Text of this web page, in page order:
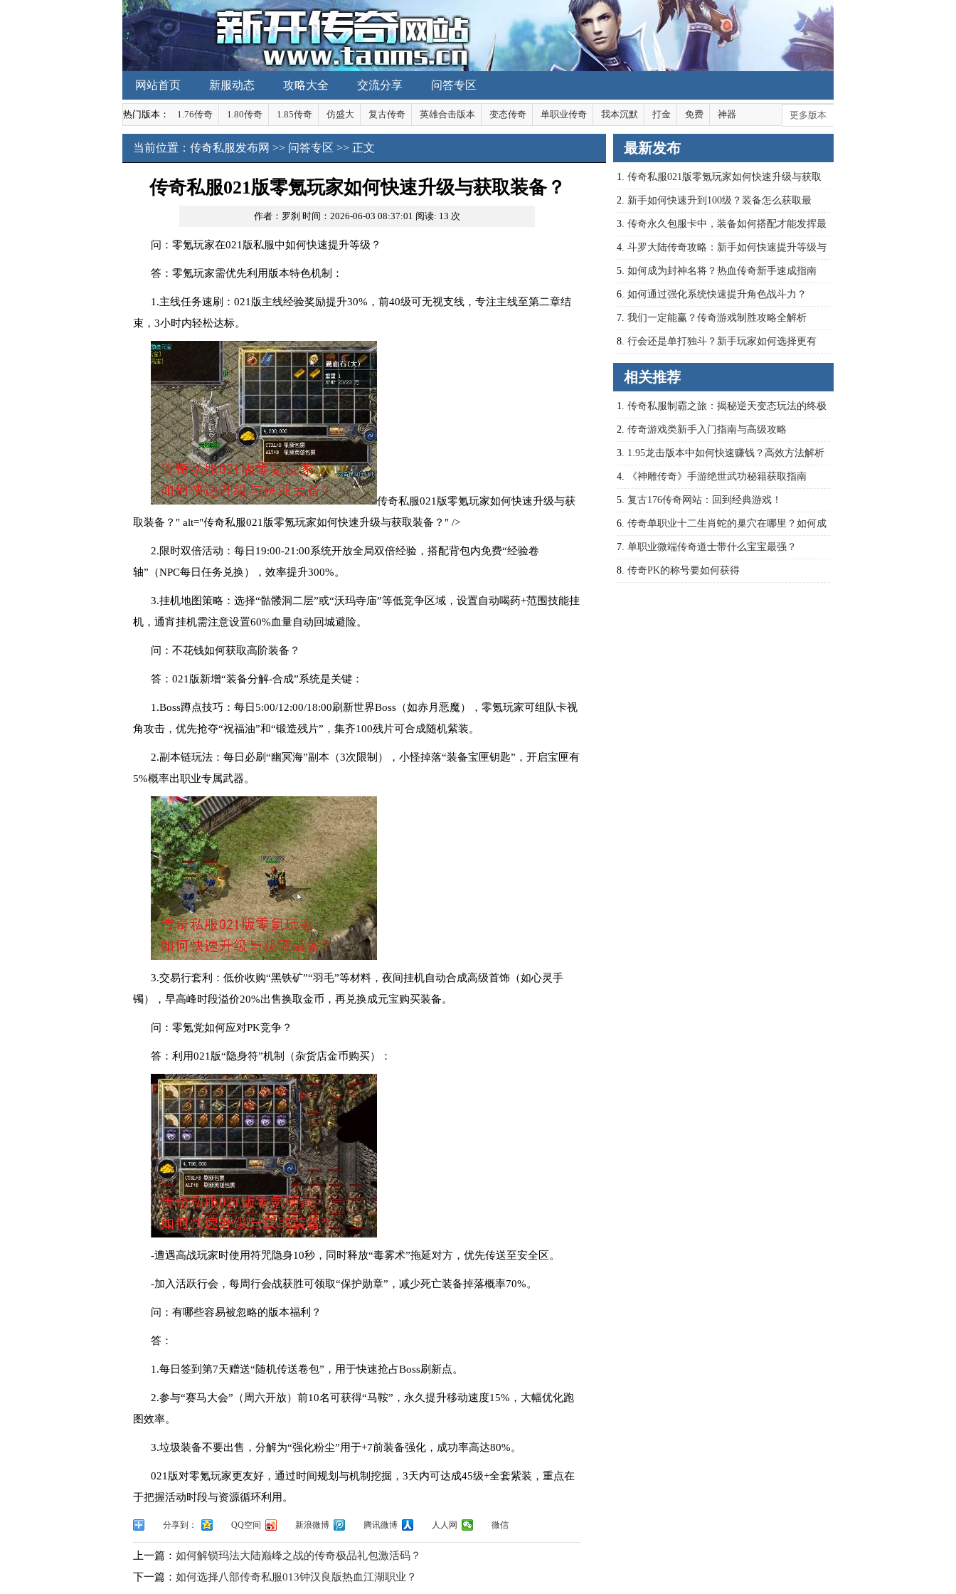
网站首页 新服动态 攻略大全 交流分享 问答专区
热门版本： 1.76传奇 1.80传奇 1.85传奇 仿盛大 复古传奇 英雄合击版本 变态传奇 单职业传奇 我本沉默 打金 免费 神器 更多版本
当前位置： 传奇私服发布网 >> 问答专区 >> 正文
传奇私服021版零氪玩家如何快速升级与获取装备？
作者：罗刹 时间：2026-06-03 08:37:01 阅读: 13 次
问：零氪玩家在021版私服中如何快速提升等级？
答：零氪玩家需优先利用版本特色机制：
1.主线任务速刷：021版主线经验奖励提升30%，前40级可无视支线，专注主线至第二章结
束，3小时内轻松达标。
传奇私服021版零氪玩家如何快速升级与获
取装备？" alt="传奇私服021版零氪玩家如何快速升级与获取装备？" />
2.限时双倍活动：每日19:00-21:00系统开放全局双倍经验，搭配背包内免费“经验卷
轴”（NPC每日任务兑换），效率提升300%。
3.挂机地图策略：选择“骷髅洞二层”或“沃玛寺庙”等低竞争区域，设置自动喝药+范围技能挂
机，通宵挂机需注意设置60%血量自动回城避险。
问：不花钱如何获取高阶装备？
答：021版新增“装备分解-合成”系统是关键：
1.Boss蹲点技巧：每日5:00/12:00/18:00刷新世界Boss（如赤月恶魔），零氪玩家可组队卡视
角攻击，优先抢夺“祝福油”和“锻造残片”，集齐100残片可合成随机紫装。
2.副本链玩法：每日必刷“幽冥海”副本（3次限制），小怪掉落“装备宝匣钥匙”，开启宝匣有
5%概率出职业专属武器。
3.交易行套利：低价收购“黑铁矿”“羽毛”等材料，夜间挂机自动合成高级首饰（如心灵手
镯），早高峰时段溢价20%出售换取金币，再兑换成元宝购买装备。
问：零氪党如何应对PK竞争？
答：利用021版“隐身符”机制（杂货店金币购买）：
-遭遇高战玩家时使用符咒隐身10秒，同时释放“毒雾术”拖延对方，优先传送至安全区。
-加入活跃行会，每周行会战获胜可领取“保护勋章”，减少死亡装备掉落概率70%。
问：有哪些容易被忽略的版本福利？
答：
1.每日签到第7天赠送“随机传送卷包”，用于快速抢占Boss刷新点。
2.参与“赛马大会”（周六开放）前10名可获得“马鞍”，永久提升移动速度15%，大幅优化跑
图效率。
3.垃圾装备不要出售，分解为“强化粉尘”用于+7前装备强化，成功率高达80%。
021版对零氪玩家更友好，通过时间规划与机制挖掘，3天内可达成45级+全套紫装，重点在
于把握活动时段与资源循环利用。
分享到： QQ空间 新浪微博 腾讯微博 人人网 微信
上一篇： 如何解锁玛法大陆巅峰之战的传奇极品礼包激活码？
下一篇： 如何选择八部传奇私服013钟汉良版热血江湖职业？
最新发布
1. 传奇私服021版零氪玩家如何快速升级与获取
装备？
2. 新手如何快速升到100级？装备怎么获取最
快？技能书有哪些获取途径？
3. 传奇永久包服卡中，装备如何搭配才能发挥最
大战力？
4. 斗罗大陆传奇攻略：新手如何快速提升等级与
战力？
5. 如何成为封神名将？热血传奇新手速成指南
6. 如何通过强化系统快速提升角色战斗力？
7. 我们一定能赢？传奇游戏制胜攻略全解析
8. 行会还是单打独斗？新手玩家如何选择更有
利？
相关推荐
1. 传奇私服制霸之旅：揭秘逆天变态玩法的终极
奥秘
2. 传奇游戏类新手入门指南与高级攻略
3. 1.95龙击版本中如何快速赚钱？高效方法解析
4. 《神雕传奇》手游绝世武功秘籍获取指南
5. 复古176传奇网站：回到经典游戏！
6. 传奇单职业十二生肖蛇的巢穴在哪里？如何成
功击杀它？
7. 单职业微端传奇道士带什么宝宝最强？
8. 传奇PK的称号要如何获得